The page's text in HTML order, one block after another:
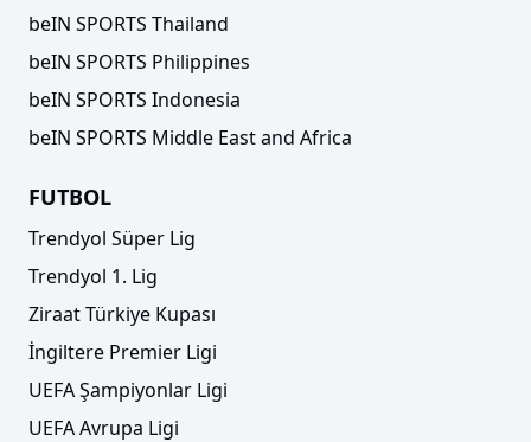
beIN SPORTS Thailand
beIN SPORTS Philippines
beIN SPORTS Indonesia
beIN SPORTS Middle East and Africa
FUTBOL
Trendyol Süper Lig
Trendyol 1. Lig
Ziraat Türkiye Kupası
İngiltere Premier Ligi
UEFA Şampiyonlar Ligi
UEFA Avrupa Ligi